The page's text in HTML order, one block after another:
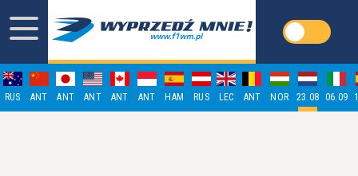
RUS ANT ANT ANT ANT ANT HAM RUS LEC ANT NOR 23.08 06.09